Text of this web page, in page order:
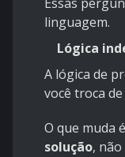
linguagem.
Lógica
A lógica de
você troca
O que muda
solução, não